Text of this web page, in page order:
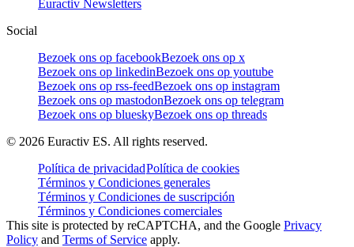
Euractiv Newsletters
Social
Bezoek ons op facebookBezoek ons op x
Bezoek ons op linkedinBezoek ons op youtube
Bezoek ons op rss-feedBezoek ons op instagram
Bezoek ons op mastodonBezoek ons op telegram
Bezoek ons op blueskyBezoek ons op threads
© 2026 Euractiv ES. All rights reserved.
Política de privacidadPolítica de cookies
Términos y Condiciones generales
Términos y Condiciones de suscripción
Términos y Condiciones comerciales
This site is protected by reCAPTCHA, and the Google Privacy
Policy and Terms of Service apply.